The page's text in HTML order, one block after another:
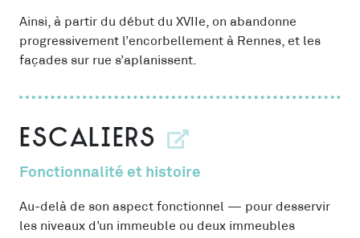
Ainsi, à partir du début du XVIIe, on abandonne
progressivement l’encorbellement à Rennes, et les
façades sur rue s’aplanissent.
Escaliers
Fonctionnalité et histoire
Au-delà de son aspect fonctionnel — pour desservir
les niveaux d’un immeuble ou deux immeubles